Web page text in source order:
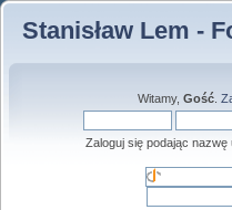
Stanisław Lem -
Witamy, Gość.
Zaloguj się podając nazwę